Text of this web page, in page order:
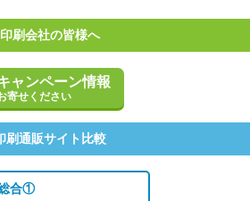
印刷会社の皆様へ
ャンペーン情報
寄せください
刷通販サイト比較
合①